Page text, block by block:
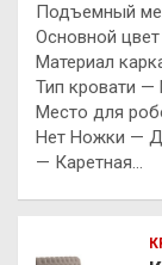
Подъемный
Основной
Материал
Тип кровати —
Место для
Нет Ножки —
— Каретная…